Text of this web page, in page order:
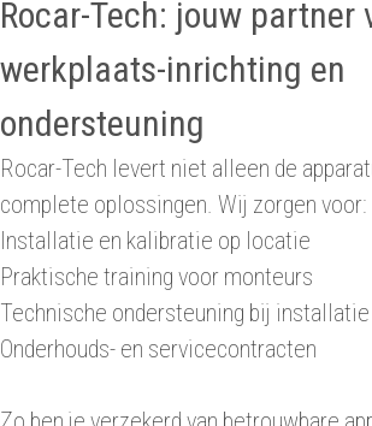
Rocar-Tech: jouw partner
werkplaats-inrichting en
ondersteuning
Rocar-Tech levert niet alleen de
complete oplossingen. Wij zorgen voor:
Installatie en kalibratie op locatie
Praktische training voor monteurs
Technische ondersteuning bij
Onderhouds- en servicecontracten